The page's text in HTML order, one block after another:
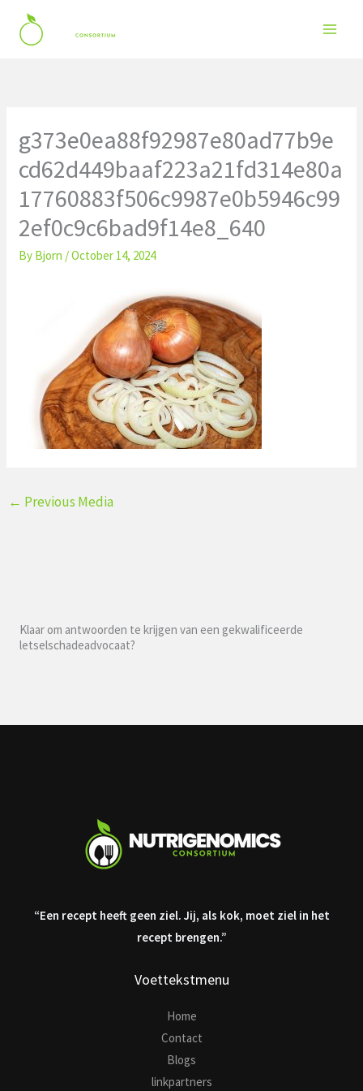
g373e0ea88f92987e80ad77b9e
cd62d449baaf223a21fd314e80a
17760883f506c9987e0b5946c99
2ef0c9c6bad9f14e8_640
By Bjorn /October 14, 2024
← Previous Media
Klaar om antwoorden te krijgen van een gekwalificeerde
letselschadeadvocaat?
“Een recept heeft geen ziel. Jij, als kok, moet ziel in het
recept brengen.”
Voettekstmenu
Home
Contact
Blogs
linkpartners